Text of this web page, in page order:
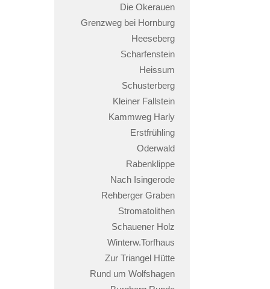
Die Okerauen
Grenzweg bei Hornburg
Heeseberg
Scharfenstein
Heissum
Schusterberg
Kleiner Fallstein
Kammweg Harly
Erstfrühling
Oderwald
Rabenklippe
Nach Isingerode
Rehberger Graben
Stromatolithen
Schauener Holz
Winterw.Torfhaus
Zur Triangel Hütte
Rund um Wolfshagen